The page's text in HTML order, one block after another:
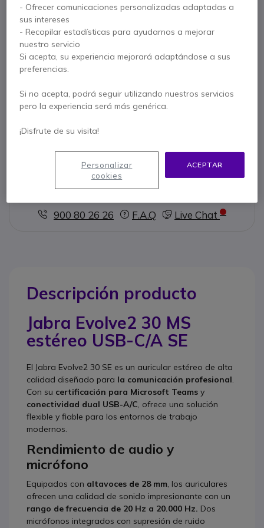
Más versiones:
Jabra Evolve2 30 Mono MS USB-C/A SE
66,95 € s/Iva
900 80 26 26
F.A.Q Live Chat
Descripción producto
Jabra Evolve2 30 MS
estéreo USB-C/A SE
El Jabra Evolve2 30 SE es un auricular estéreo de alta
calidad diseñado para la comunicación profesional
Con su certificación para Microsoft Teams y
conectividad dual USB-A/C , ofrece una solución
flexible y fiable para los entornos de trabajo
modernos.
Rendimiento de audio y
micrófono
Equipados con altavoces de 28 mm , los auriculares
ofrecen una calidad de sonido impresionante con un
rango de frecuencia de 20 Hz a 20.000 Hz. Dos
micrófonos integrados con supresión de ruido
- Ofrecer comunicaciones personalizadas adaptadas a
sus intereses
- Recopilar estadísticas para ayudarnos a mejorar
nuestro servicio
Si acepta, su experiencia mejorará adaptándose a sus
preferencias.
Si no acepta, podrá seguir utilizando nuestros servicios
pero la experiencia será más genérica.
¡Disfrute de su visita!
ACEPTAR
Personalizar
cookies